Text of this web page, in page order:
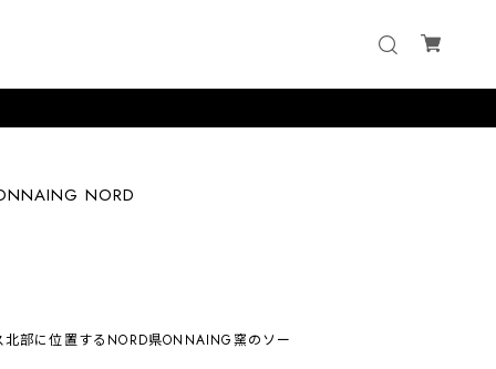
NORD
部に位置するNORD県ONNAING窯のソー